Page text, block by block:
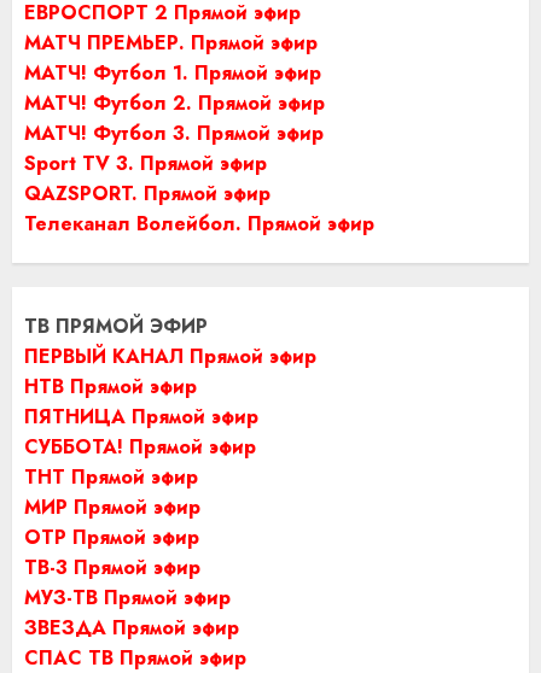
ЕВРОСПОРТ 2 Прямой эфир
МАТЧ ПРЕМЬЕР. Прямой эфир
МАТЧ! Футбол 1. Прямой эфир
МАТЧ! Футбол 2. Прямой эфир
МАТЧ! Футбол 3. Прямой эфир
Sport TV 3. Прямой эфир
QAZSPORT. Прямой эфир
Телеканал Волейбол. Прямой эфир
ТВ ПРЯМОЙ ЭФИР
ПЕРВЫЙ КАНАЛ Прямой эфир
НТВ Прямой эфир
ПЯТНИЦА Прямой эфир
СУББОТА! Прямой эфир
ТНТ Прямой эфир
МИР Прямой эфир
ОТР Прямой эфир
ТВ-3 Прямой эфир
МУЗ-ТВ Прямой эфир
ЗВЕЗДА Прямой эфир
СПАС ТВ Прямой эфир